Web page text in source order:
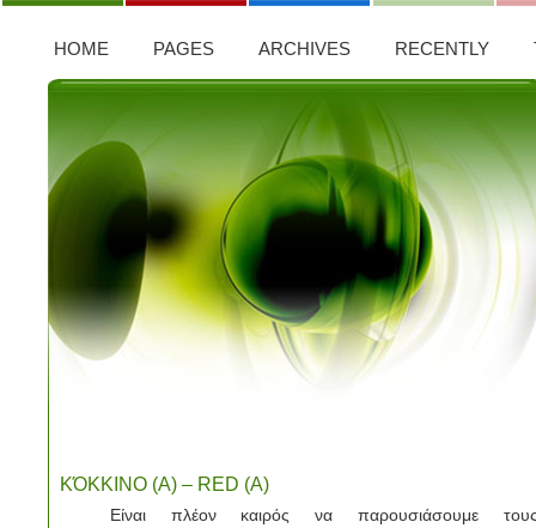
HOME PAGES ARCHIVES RECENTLY
ΚΌΚΚΙΝΟ (Α) – RED (A)
Είναι πλέον καιρός να παρουσιάσουμε